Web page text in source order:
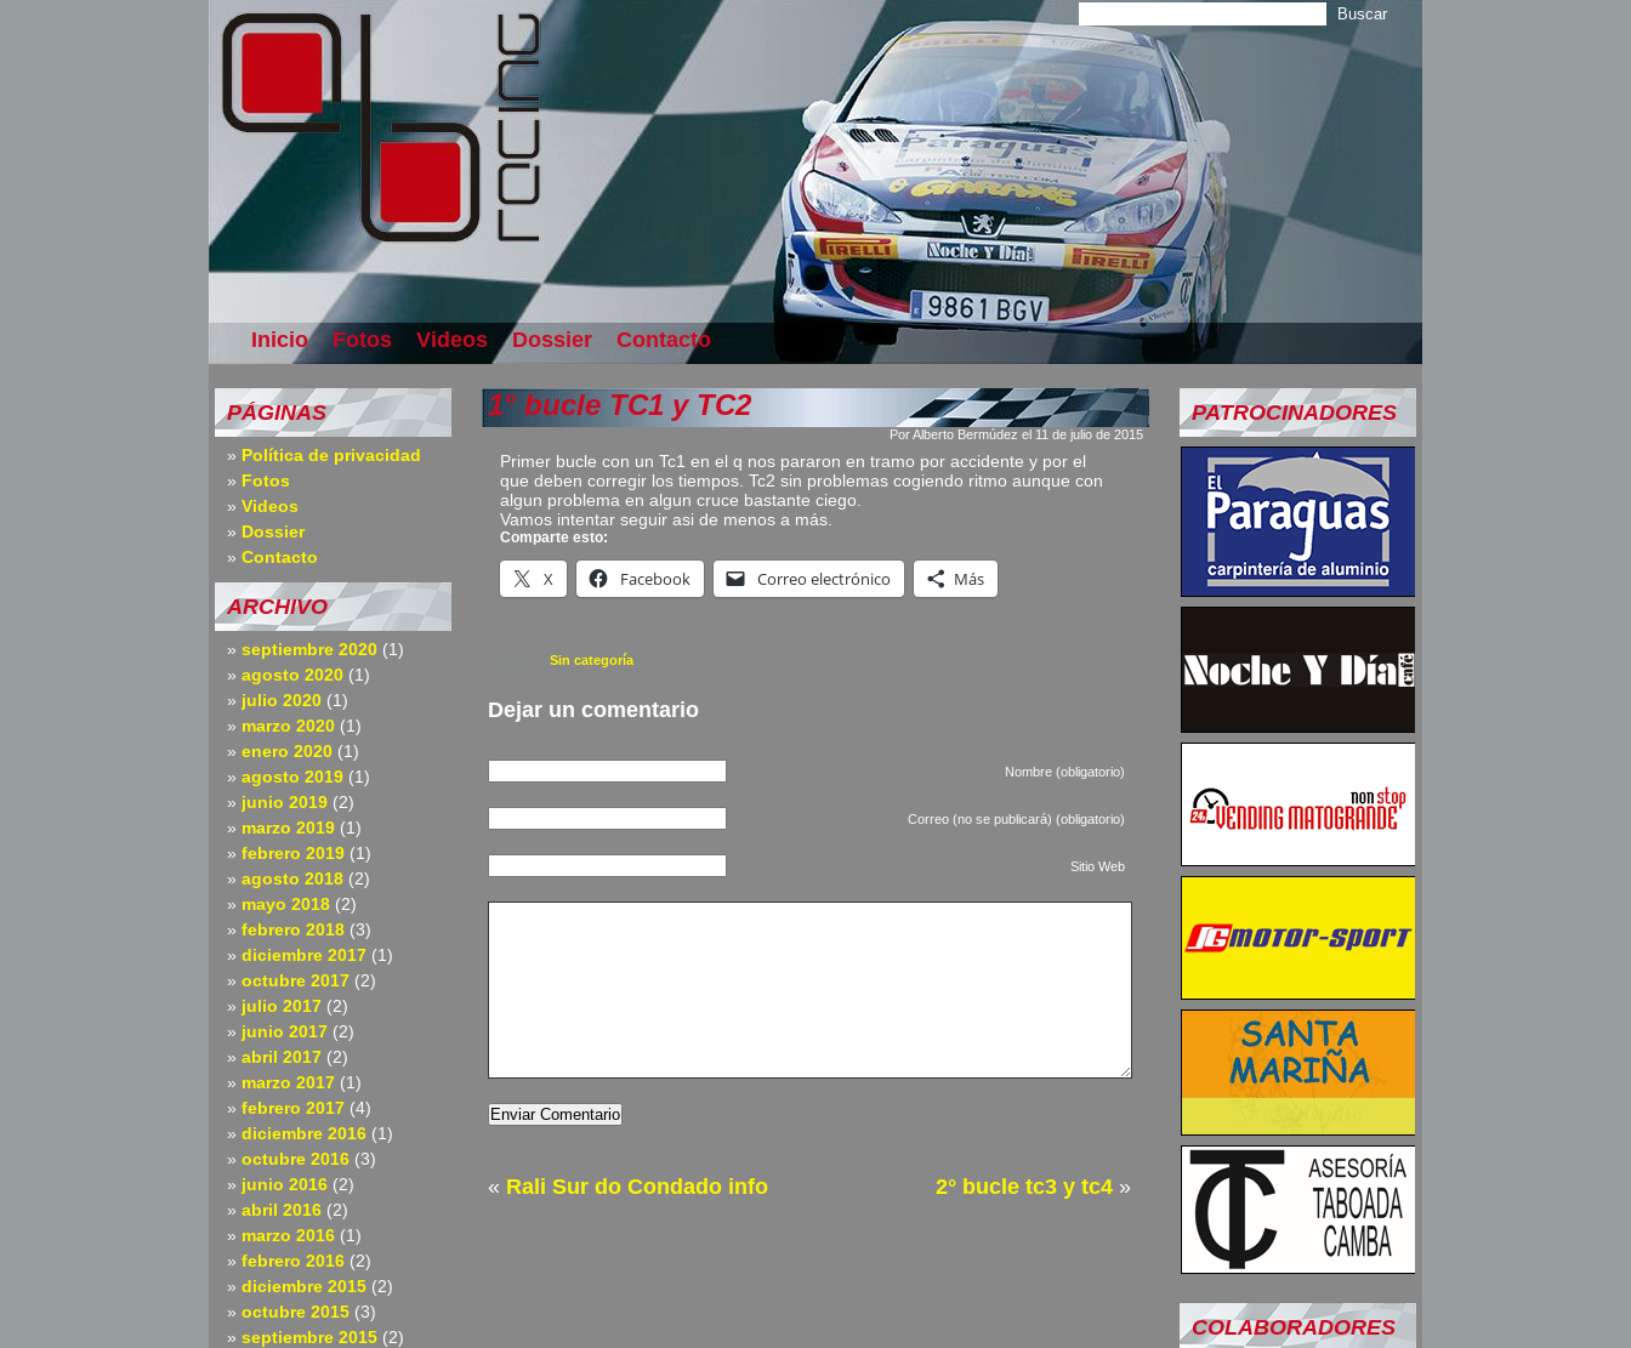
Inicio Fotos Videos Dossier Contacto
PÁGINAS
Política de privacidad
Fotos
Videos
Dossier
Contacto
ARCHIVO
septiembre 2020 (1)
agosto 2020 (1)
julio 2020 (1)
marzo 2020 (1)
enero 2020 (1)
agosto 2019 (1)
junio 2019 (2)
marzo 2019 (1)
febrero 2019 (1)
agosto 2018 (2)
mayo 2018 (2)
febrero 2018 (3)
diciembre 2017 (1)
octubre 2017 (2)
julio 2017 (2)
junio 2017 (2)
abril 2017 (2)
marzo 2017 (1)
febrero 2017 (4)
diciembre 2016 (1)
octubre 2016 (3)
junio 2016 (2)
abril 2016 (2)
marzo 2016 (1)
febrero 2016 (2)
diciembre 2015 (2)
octubre 2015 (3)
septiembre 2015 (2)
1° bucle TC1 y TC2
Por Alberto Bermúdez el 11 de julio de 2015
Primer bucle con un Tc1 en el q nos pararon en tramo por accidente y por el
que deben corregir los tiempos. Tc2 sin problemas cogiendo ritmo aunque con
algun problema en algun cruce bastante ciego.
Vamos intentar seguir asi de menos a más.
Comparte esto:
X Facebook Correo electrónico Más
Sin categoría
Dejar un comentario
Nombre (obligatorio)
Correo (no se publicará) (obligatorio)
Sitio Web
« Rali Sur do Condado info 2° bucle tc3 y tc4 »
PATROCINADORES
COLABORADORES